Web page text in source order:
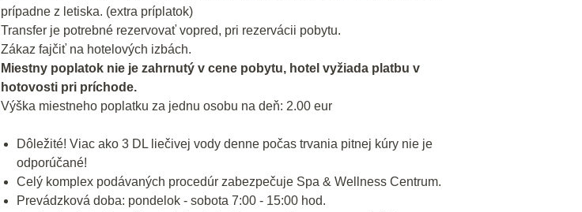
prípadne z letiska. (extra príplatok)
Transfer je potrebné rezervovať vopred, pri rezervácii pobytu.
Zákaz fajčiť na hotelových izbách.
Miestny poplatok nie je zahrnutý v cene pobytu, hotel vyžiada platbu v
hotovosti pri príchode.
Výška miestneho poplatku za jednu osobu na deň: 2.00 eur
Dôležité! Viac ako 3 DL liečivej vody denne počas trvania pitnej kúry nie je
odporúčané!
Celý komplex podávaných procedúr zabezpečuje Spa & Wellness Centrum.
Prevádzková doba: pondelok - sobota 7:00 - 15:00 hod.